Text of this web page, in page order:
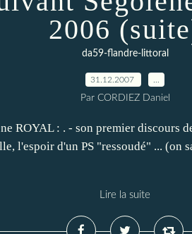
2006
da59-flandre-littoral
31.12.2007
Par CORDIEZ Daniel
ROYAL : . - son premier discours
l'espoir d'un PS "ressoudé" ... (on
Lire la suite